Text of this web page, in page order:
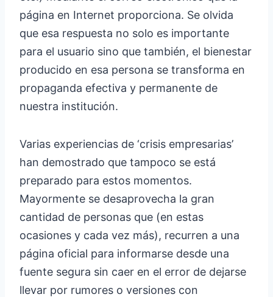
página en Internet proporciona. Se olvida
que esa respuesta no solo es importante
para el usuario sino que también, el bienestar
producido en esa persona se transforma en
propaganda efectiva y permanente de
nuestra institución.
Varias experiencias de ‘crisis empresarias’
han demostrado que tampoco se está
preparado para estos momentos.
Mayormente se desaprovecha la gran
cantidad de personas que (en estas
ocasiones y cada vez más), recurren a una
página oficial para informarse desde una
fuente segura sin caer en el error de dejarse
llevar por rumores o versiones con